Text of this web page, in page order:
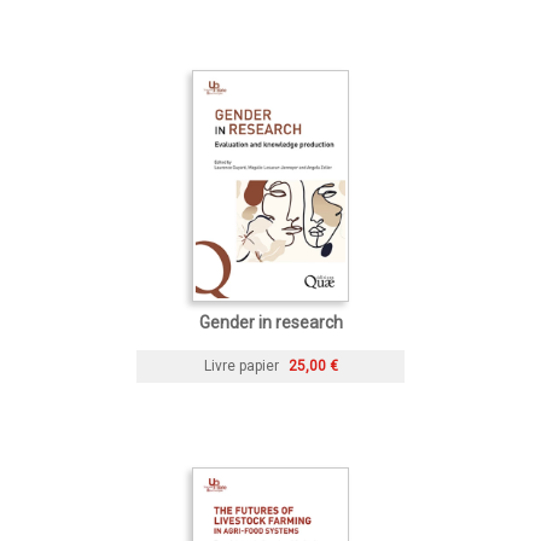
Gender in research
Livre papier 25,00 €